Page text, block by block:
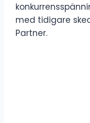
med tidigare
Partner.